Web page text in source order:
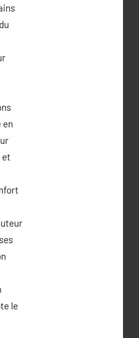
en
et
le